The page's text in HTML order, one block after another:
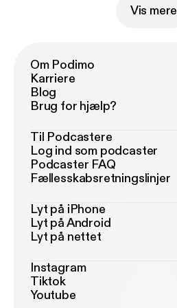
Vis mere
Om Podimo
Karriere
Blog
Brug for hjælp?
Til Podcastere
Log ind som podcaster
Podcaster FAQ
Fællesskabsretningslinjer
Lyt på iPhone
Lyt på Android
Lyt på nettet
Instagram
Tiktok
Youtube